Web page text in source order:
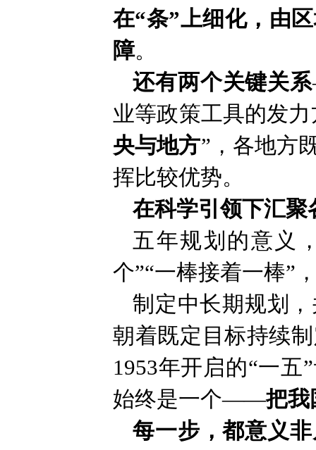
在“条”上细化， 由
障。
还有两个关键关系
业等政策工具的发
央与地方”，各地方
挥比较优势。
在科学引领下汇
五年规划的意义
个”“一棒接着一棒”
制定中长期规划
朝着既定目标持续
1953年开启的“一五
始终是一个——把我
每一步，都意义